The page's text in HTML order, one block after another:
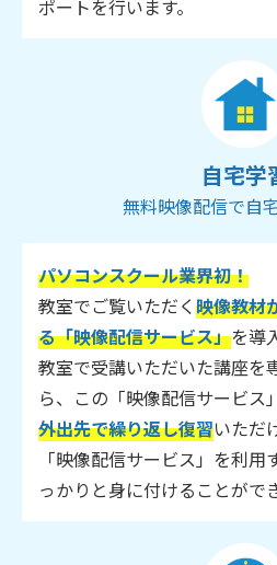
ポートを行います。
自宅学
無料映像配信で自
パソコンスクール業界初！
教室でご覧いただく映像教材
る「映像配信サービス」を導
教室で受講いただいた講座を
ら、この「映像配信サービス
外出先で繰り返し復習いただ
「映像配信サービス」を利
っかりと身に付けることがで